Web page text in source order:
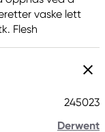
vaske lett
Flesh
245023
Derwent